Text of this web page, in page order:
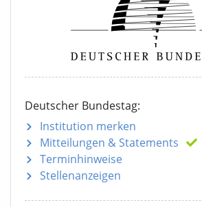
Deutscher Bundestag:
Institution merken
Mitteilungen & Statements
Terminhinweise
Stellenanzeigen